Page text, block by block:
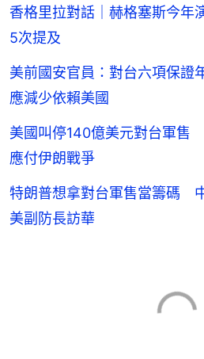
香格里拉對話｜赫格塞斯今
5次提及
美前國安官員：對台六項保
應減少依賴美國
美國叫停140億美元對台軍售
應付伊朗戰爭
特朗普想拿對台軍售當籌碼
美副防長訪華